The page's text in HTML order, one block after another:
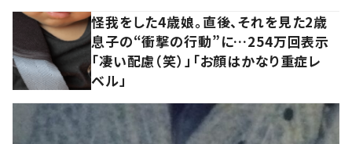
怪我をした4歳娘。直後、それを見た2歳
息子の“衝撃の行動”に…254万回表示
「凄い配慮（笑）」「お顔はかなり重症レ
ベル」